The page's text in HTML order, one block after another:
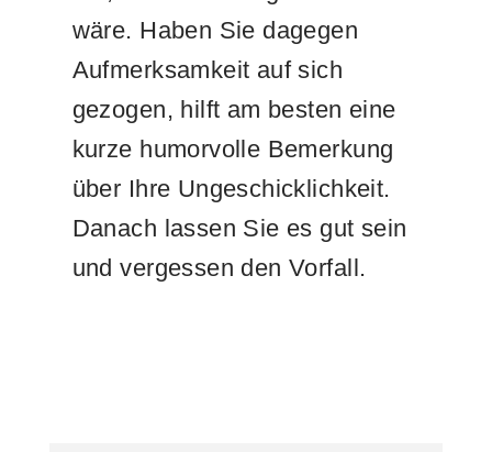
wäre. Haben Sie dagegen
Aufmerksamkeit auf sich
gezogen, hilft am besten eine
kurze humorvolle Bemerkung
über Ihre Ungeschicklichkeit.
Danach lassen Sie es gut sein
und vergessen den Vorfall.